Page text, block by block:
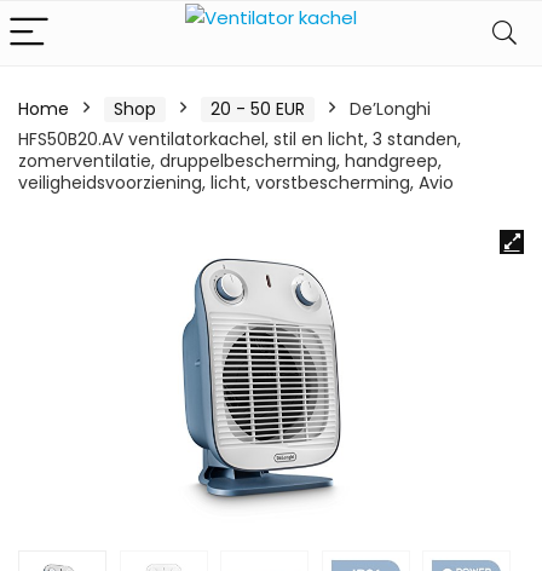
Home Shop 20 - 50 EUR
De’Longhi
HFS50B20.AV ventilatorkachel, stil en licht, 3 standen,
zomerventilatie, druppelbescherming, handgreep,
veiligheidsvoorziening, licht, vorstbescherming, Avio